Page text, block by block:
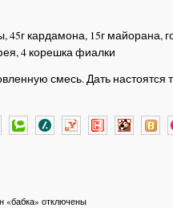
45г кардамона, 15г майорана,
4 корешка фиалки
смесь. Дать настоятся
«бабка» отключены